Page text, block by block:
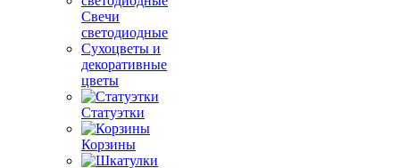
Свечи
светодиодные
Сухоцветы и
декоративные
цветы
Статуэтки
Корзины